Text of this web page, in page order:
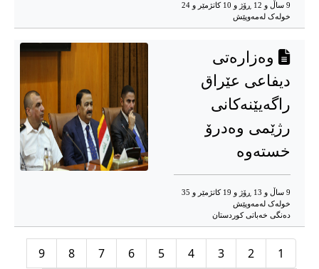
9 ساڵ و 12 ڕۆژ و 10 کاتژمێر و 24
خوله‌ک له‌مه‌وپێش‌
وەزارەتی
دیفاعی عێراق
راگەیێنەکانی
رژێمی وەدرۆ
خستەوە
9 ساڵ و 13 ڕۆژ و 19 کاتژمێر و 35
خوله‌ک له‌مه‌وپێش‌
دەنگی خەباتی کوردستان
1
2
3
4
5
6
7
8
9